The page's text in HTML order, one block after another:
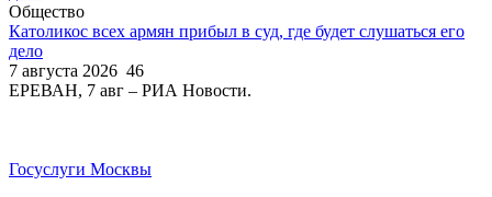
Общество
Католикос всех армян прибыл в суд, где будет слушаться его
дело
7 августа 2026 46
ЕРЕВАН, 7 авг – РИА Новости.
Госуслуги Москвы